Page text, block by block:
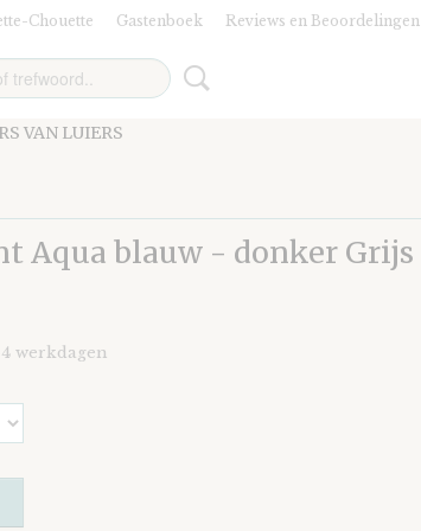
Chouette Gastenboek Reviews en Beoordelingen
VAN LUIERS
Aqua blauw - donker Grijs
werkdagen